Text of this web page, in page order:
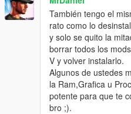
También tengo el
rato como lo
y solo se quito la
borrar todos los
V y volver instalarlo.
Algunos de ustedes
la Ram,Grafica u
potente para que te
bro ;).